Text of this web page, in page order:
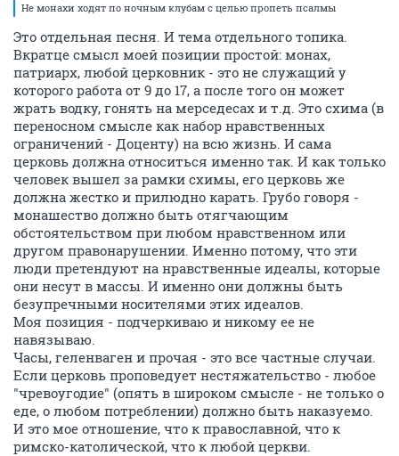
Не монахи ходят по ночным клубам с целью пропеть псалмы
Это отдельная песня. И тема отдельного топика.
Вкратце смысл моей позиции простой: монах,
патриарх, любой церковник - это не служащий у
которого работа от 9 до 17, а после того он может
жрать водку, гонять на мерседесах и т.д. Это схима (в
переносном смысле как набор нравственных
ограничений - Доценту) на всю жизнь. И сама
церковь должна относиться именно так. И как только
человек вышел за рамки схимы, его церковь же
должна жестко и прилюдно карать. Грубо говоря -
монашество должно быть отягчающим
обстоятельством при любом нравственном или
другом правонарушении. Именно потому, что эти
люди претендуют на нравственные идеалы, которые
они несут в массы. И именно они должны быть
безупречными носителями этих идеалов.
Моя позиция - подчеркиваю и никому ее не
навязываю.
Часы, геленваген и прочая - это все частные случаи.
Если церковь проповедует нестяжательство - любое
"чревоугодие" (опять в широком смысле - не только о
еде, о любом потреблении) должно быть наказуемо.
И это мое отношение, что к православной, что к
римско-католической, что к любой церкви.